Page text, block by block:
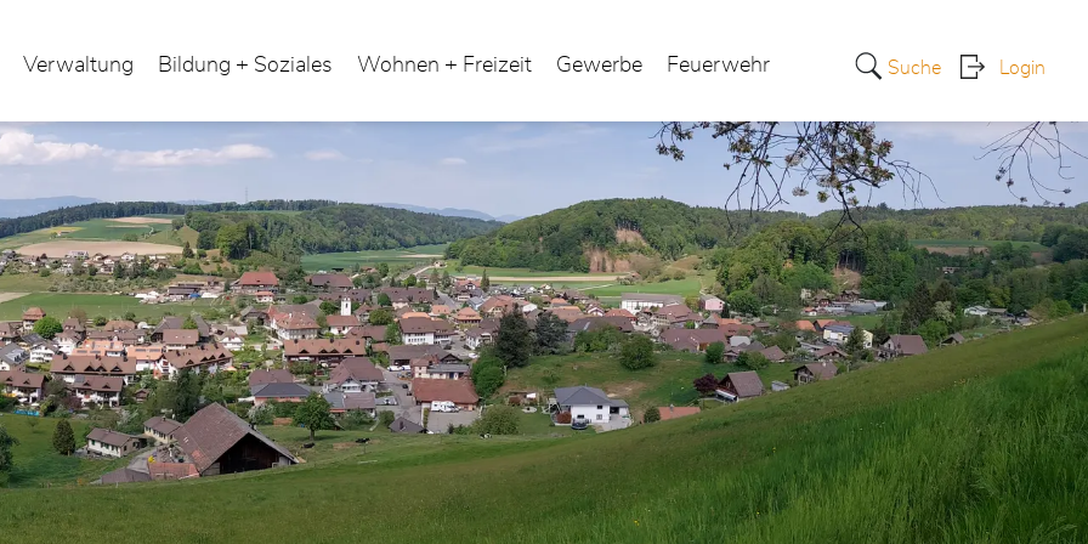
Verwaltung Bildung + Soziales Wohnen + Freizeit Gewerbe Feuerwehr Suche Login